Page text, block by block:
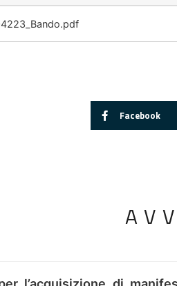
Facebook